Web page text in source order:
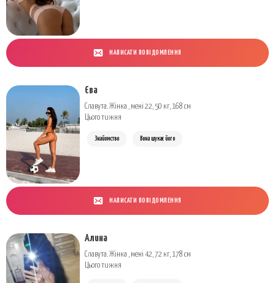
НАПИСАТИ ПОВІДОМЛЕННЯ
Єва
Славута. Жінка , мені 22, 50 кг, 168 см
Цього тижня
Знайомство Вона шукає його
НАПИСАТИ ПОВІДОМЛЕННЯ
Алина
Славута. Жінка , мені 42, 72 кг, 178 см
Цього тижня